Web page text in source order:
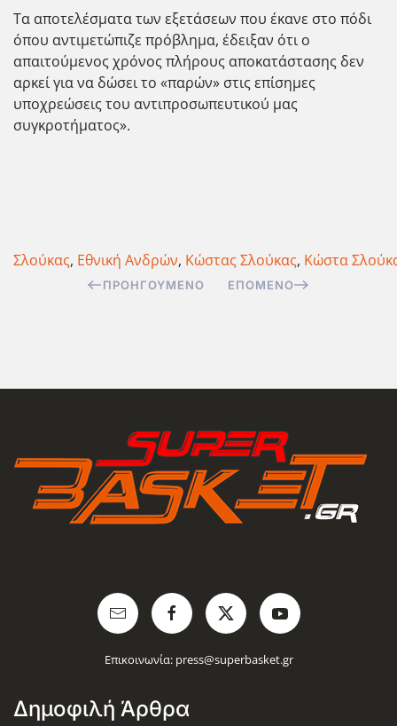
Τα αποτελέσματα των εξετάσεων που έκανε στο πόδι
όπου αντιμετώπιζε πρόβλημα, έδειξαν ότι ο
απαιτούμενος χρόνος πλήρους αποκατάστασης δεν
αρκεί για να δώσει το «παρών» στις επίσημες
υποχρεώσεις του αντιπροσωπευτικού μας
συγκροτήματος».
Σλούκας, Εθνική Ανδρών, Κώστας Σλούκας, Κώστα
ΠΡΟΗΓΟΎΜΕΝΟ ΕΠΌΜΕΝΟ
Επικοινωνία: press@superbasket.gr
Δημοφιλή Άρθρα